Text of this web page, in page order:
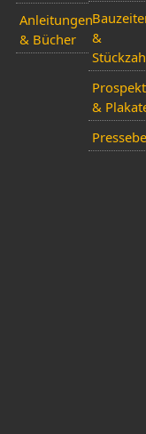
Anleitungen
& Bücher
&
&